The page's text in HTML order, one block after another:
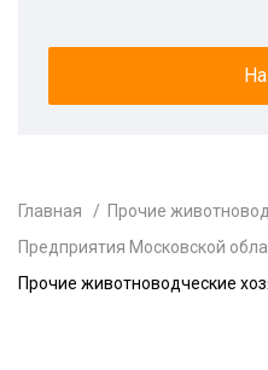
Главная
Прочие
Предприятия Московской
Прочие животноводческие